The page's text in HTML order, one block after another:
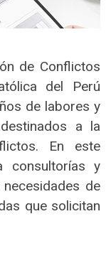
de Conflictos
del Perú
de labores y
a la
En este
consultorías y
de
que solicitan